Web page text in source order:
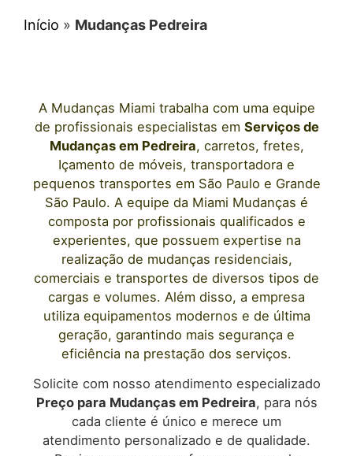
Início » Mudanças Pedreira
A Mudanças Miami trabalha com uma equipe
de profissionais especialistas em Serviços de
Mudanças em Pedreira, carretos, fretes,
Içamento de móveis, transportadora e
pequenos transportes em São Paulo e Grande
São Paulo. A equipe da Miami Mudanças é
composta por profissionais qualificados e
experientes, que possuem expertise na
realização de mudanças residenciais,
comerciais e transportes de diversos tipos de
cargas e volumes. Além disso, a empresa
utiliza equipamentos modernos e de última
geração, garantindo mais segurança e
eficiência na prestação dos serviços.
Solicite com nosso atendimento especializado
Preço para Mudanças em Pedreira, para nós
cada cliente é único e merece um
atendimento personalizado e de qualidade.